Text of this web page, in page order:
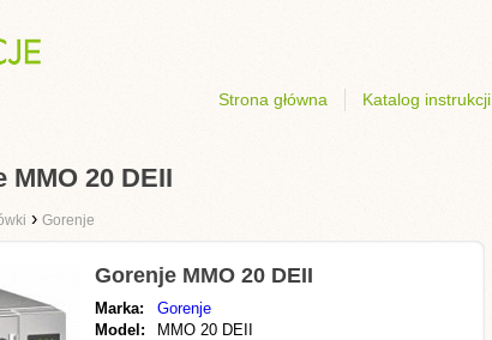
Strona główna Katalog instrukcji
MMO 20 DEII
› Gorenje
Gorenje MMO 20 DEII
Marka:
Gorenje
Model:
MMO 20 DEII